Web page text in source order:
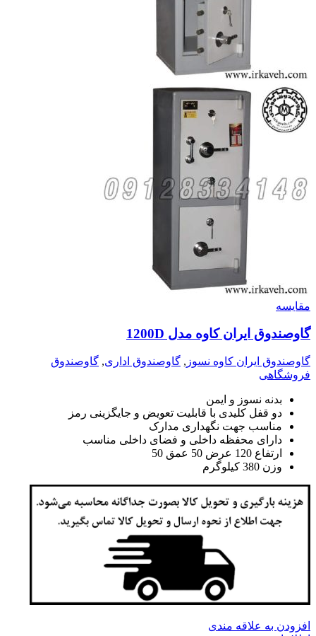
مقايسه
گاوصندوق ایران کاوه مدل 1200D
گاوصندوق ایران کاوه نسوز , گاوصندوق اداری, گاوصندوق
فروشگاهی
بدنه نسوز و ایمن
دو قفل کلیدی با قابلیت تعویض و جایگزینی رمز
مناسب جهت نگهداری مدارک
دارای محفظه داخلی و فضای داخلی مناسب
ارتفاع 120 عرض 50 عمق 50
وزن 380 کیلوگرم
افزودن به علاقه مندی